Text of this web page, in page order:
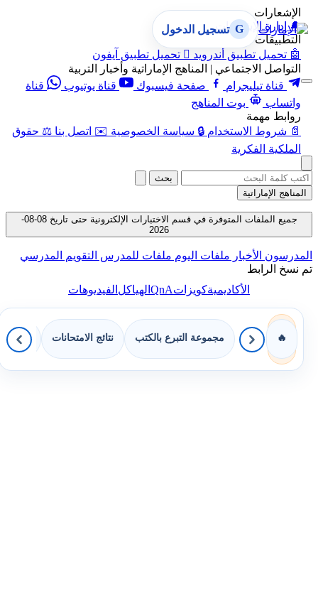
الإشعارات
🔔 إدارة الإشعارات
التطبيقات
🤖 تحميل تطبيق أندرويد  تحميل تطبيق آيفون
التواصل الاجتماعي | المناهج الإماراتية وأخبار التربية
قناة تيليجرام
صفحة فيسبوك قناة يوتيوب
قناة
واتساب
بوت المناهج
روابط مهمة
📄 شروط الاستخدام 🔒 سياسة الخصوصية ✉️ اتصل بنا ⚖️ حقوق
الملكية الفكرية
G تسجيل الدخول
بحث
المناهج الإماراتية
جميع الملفات المتوفرة في قسم الاختبارات الإلكترونية حتى تاريخ 08-08-
2026
المدرسون الأخبار ملفات اليوم ملفات للمدرس التقويم المدرسي
تم نسخ الرابط
الأكاديميةكويزاتQnAالهياكل الفيديوهات
🔥 مجموعة التبرع بالكتب نتائج الامتحانات